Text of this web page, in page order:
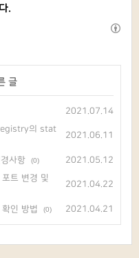
.
글
2021.07.14
의 stat
2021.06.11
사항 (0)
2021.05.12
트 변경 및
2021.04.22
인 방법 (0) 2021.04.21